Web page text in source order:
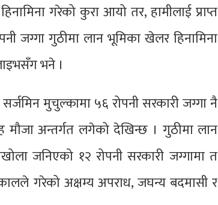
गरेको कुरा आयो तर, हामीलाई प्राप्त
जग्गा गुठीमा लान भूमिका खेलर हिनामिना
भने ।
मुचुल्कामा ५६ रोपनी सरकारी जग्गा नै
मौजा अन्तर्गत लगेको देखिन्छ । गुठीमा लान
जनिएको १२ रोपनी सरकारी जग्गामा त
गरेको अक्षम्य अपराध, जघन्य बदमासी र